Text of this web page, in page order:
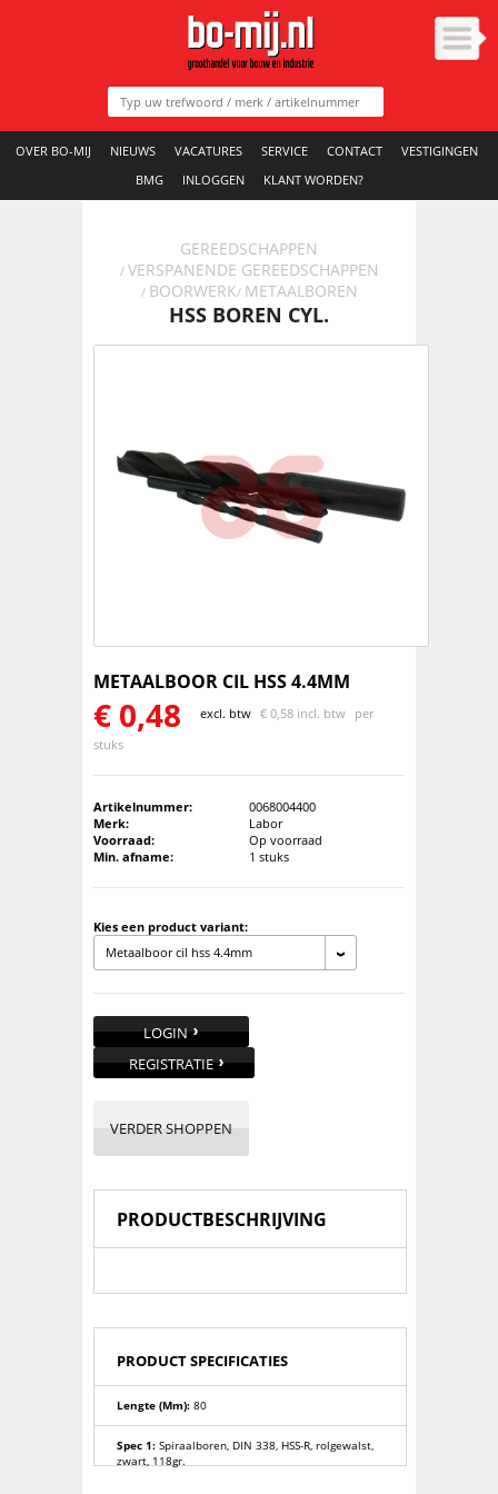
OVER BO-MIJ NIEUWS VACATURES SERVICE CONTACT
VESTIGINGEN
BMG
INLOGGEN KLANT WORDEN?
GEREEDSCHAPPEN
/ VERSPANENDE GEREEDSCHAPPEN
/ BOORWERK/ METAALBOREN
HSS BOREN CYL.
METAALBOOR CIL HSS 4.4MM
€ 0,48 excl. btw € 0,58 incl. btw per
stuks
Artikelnummer:
0068004400
Merk:
Labor
Voorraad:
Op voorraad
Min. afname:
1 stuks
Kies een product variant:
Metaalboor cil hss 4.4mm
LOGIN
REGISTRATIE
VERDER SHOPPEN
PRODUCTBESCHRIJVING
PRODUCT SPECIFICATIES
Lengte (mm): 80
Spec 1: Spiraalboren, DIN 338, HSS-R, rolgewalst,
zwart, 118gr.